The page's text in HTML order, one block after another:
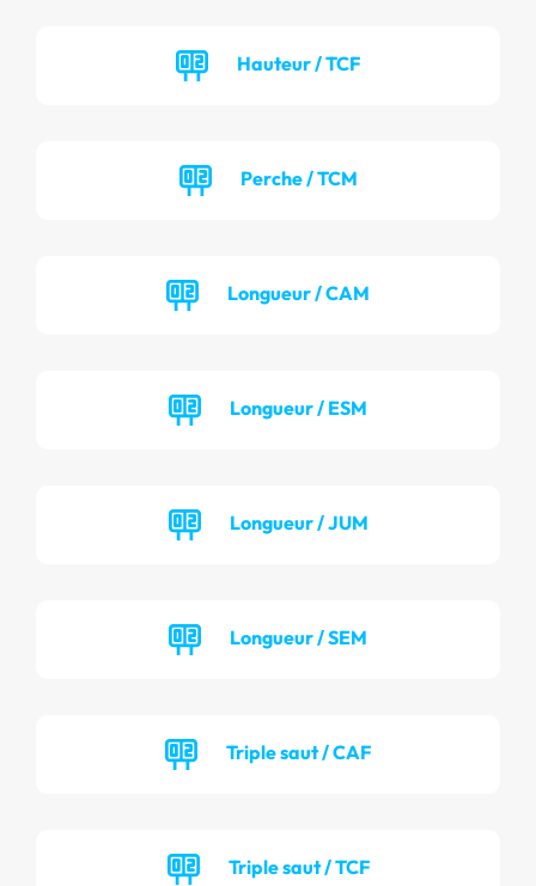
Hauteur / TCF
Perche / TCM
Longueur / CAM
Longueur / ESM
Longueur / JUM
Longueur / SEM
Triple saut / CAF
Triple saut / TCF